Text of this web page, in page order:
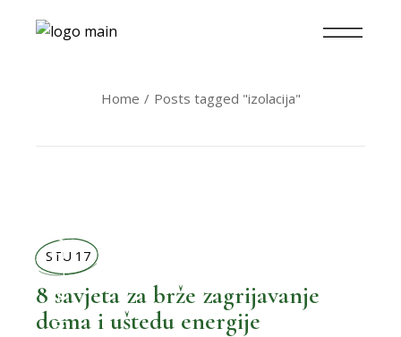
Home Posts tagged "izolacija"
BOLJI ŽIVOT
STU 17
8 savjeta za brže zagrijavanje
doma i uštedu energije